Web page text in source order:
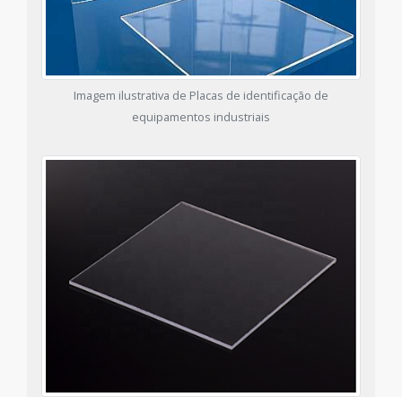
Imagem ilustrativa de Placas de identificação de
equipamentos industriais